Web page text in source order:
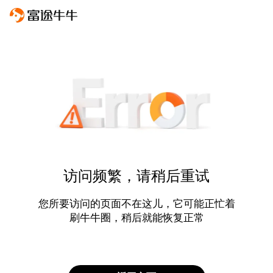
访问频繁，请稍后重试
您所要访问的页面不在这儿，它可能正忙着
刷牛牛圈，稍后就能恢复正常